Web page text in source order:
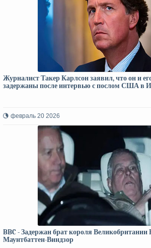
Журналист Такер Карлсон заявил, что он и
задержаны после интервью с послом США в
февраль 20 2026
BBC - Задержан брат короля
Маунтбаттен-Виндзор